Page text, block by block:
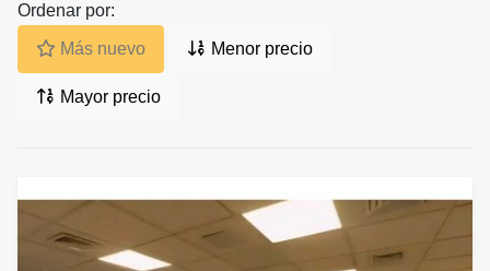
Ordenar por:
Más nuevo Menor precio
Mayor precio